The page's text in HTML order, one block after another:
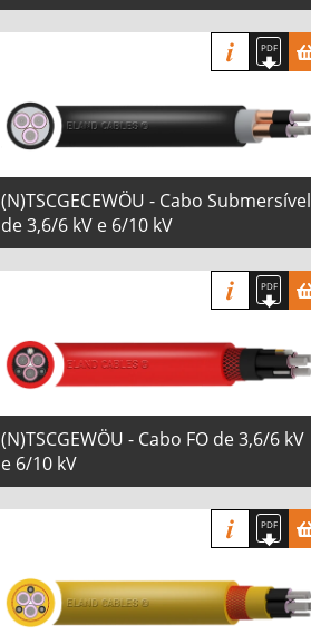
(N)TSCGECEWÖU - Cabo Submersível
de 3,6/6 kV e 6/10 kV
(N)TSCGEWÖU - Cabo FO de 3,6/6 kV
e 6/10 kV